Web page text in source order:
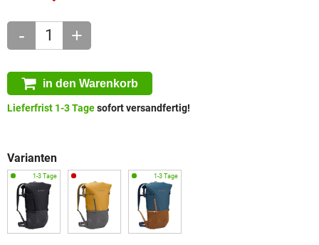
- +
in den Warenkorb
Lieferfrist 1-3 Tagesofort versandfertig!
Varianten